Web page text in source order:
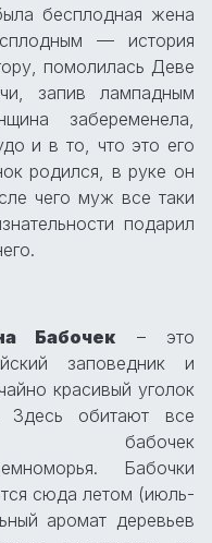
бесплодная жена
— история
помолилась Деве
запив лампадным
забеременела,
и в то, что это его
родился, в руке он
чего муж все таки
подарил
Бабочек – это
заповедник и
красивый уголок
Здесь обитают все
бабочек
Бабочки
сюда летом (июль-
аромат деревьев